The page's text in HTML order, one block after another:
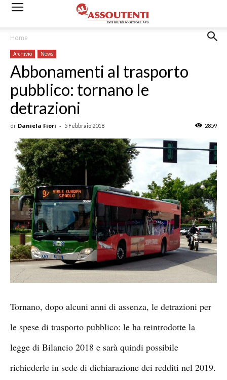
Home
Archivio News
Abbonamenti al trasporto
pubblico: tornano le
detrazioni
di Daniela Fiori - 5 Febbraio 2018 2859
Tornano, dopo alcuni anni di assenza, le detrazioni per
le spese di trasporto pubblico: le ha reintrodotte la
legge di Bilancio 2018 e sarà quindi possibile
richiederle in sede di dichiarazione dei redditi nel 2019.